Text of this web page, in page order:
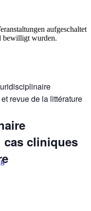
aufgeschaltet
bewilligt wurden.
revue de la littérature
cas cliniques